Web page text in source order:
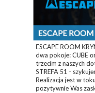
ESCAPE ROOM
dwa pokoje: CUBE
trzecim z naszych
STREFA 51 -
Realizacja jest w
pozytywnie Was